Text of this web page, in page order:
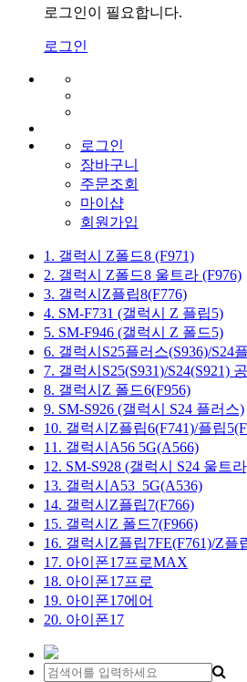
로그인이 필요합니다.
로그인
로그인
장바구니
주문조회
마이샵
회원가입
1. 갤럭시 Z폴드8 (F971)
2. 갤럭시 Z폴드8 울트라 (F976)
3. 갤럭시Z플립8(F776)
4. SM-F731 (갤럭시 Z 플립5)
5. SM-F946 (갤럭시 Z 폴드5)
6. 갤럭시S25플러스(S936)/S24
7. 갤럭시S25(S931)/S24(S921)
8. 갤럭시Z 폴드6(F956)
9. SM-S926 (갤럭시 S24 플러스)
10. 갤럭시Z플립6(F741)/플립
11. 갤럭시A56 5G(A566)
12. SM-S928 (갤럭시 S24 울트
13. 갤럭시A53_5G(A536)
14. 갤럭시Z플립7(F766)
15. 갤럭시Z 폴드7(F966)
16. 갤럭시Z플립7FE(F761)/Z플
17. 아이폰17프로MAX
18. 아이폰17프로
19. 아이폰17에어
20. 아이폰17